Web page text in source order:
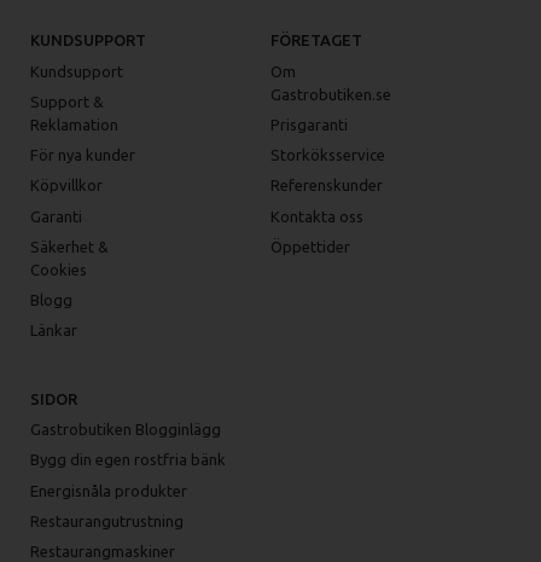
KUNDSUPPORT
Kundsupport
Support &
Reklamation
För nya kunder
Köpvillkor
Garanti
Säkerhet &
Cookies
Blogg
Länkar
FÖRETAGET
Om
Gastrobutiken.se
Prisgaranti
Storköksservice
Referenskunder
Kontakta oss
Öppettider
SIDOR
Gastrobutiken Blogginlägg
Bygg din egen rostfria bänk
Energisnåla produkter
Restaurangutrustning
Restaurangmaskiner